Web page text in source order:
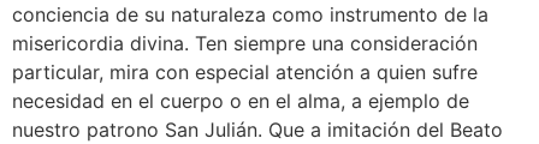
conciencia de su naturaleza como instrumento de la
misericordia divina. Ten siempre una consideración
particular, mira con especial atención a quien sufre
necesidad en el cuerpo o en el alma, a ejemplo de
nuestro patrono San Julián. Que a imitación del Beato